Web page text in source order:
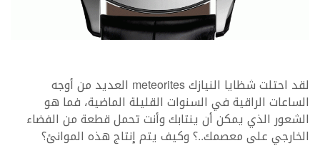
لقد احتلت شظايا النيازك meteorites العديد من أوجه
الساعات الراقية في السنوات القليلة الماضية، فما هو
الشعور الذي يمكن أن ينتابك وأنت تحمل قطعة من الفضاء
الخارجي على معصمك..؟ وكيف يتم إنتاج هذه الموانئ؟